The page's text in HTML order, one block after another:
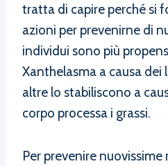
tratta di capire perché si
azioni per prevenirne di
individui sono più
Xanthelasma a causa
altre lo stabiliscono a
corpo processa i grassi.
Per prevenire